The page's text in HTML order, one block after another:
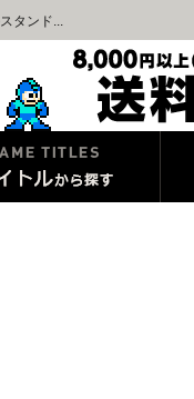
タンド...